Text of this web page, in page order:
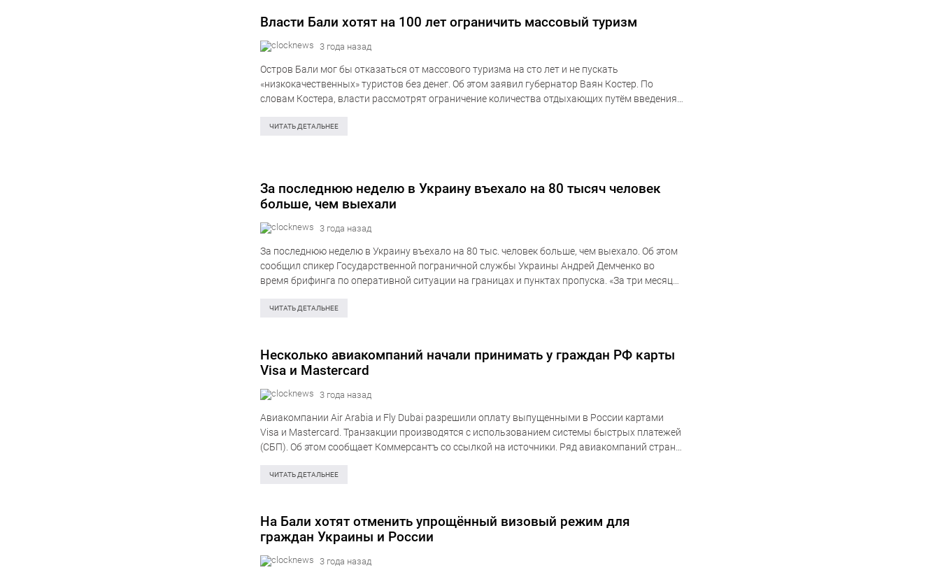
Власти Бали хотят на 100 лет ограничить массовый туризм
3 года назад
Остров Бали мог бы отказаться от массового туризма на сто лет и не пускать
«низкокачественных» туристов без денег. Об этом заявил губернатор Ваян Костер. По
словам Костера, власти рассмотрят ограничение количества отдыхающих путём введения
ЧИТАТЬ ДЕТАЛЬНЕЕ
За последнюю неделю в Украину въехало на 80 тысяч человек
больше, чем выехали
3 года назад
За последнюю неделю в Украину въехало на 80 тыс. человек больше, чем выехало. Об этом
сообщил спикер Государственной пограничной службы Украины Андрей Демченко во
время брифинга по оперативной ситуации на границах и пунктах пропуска. «За три месяца
ЧИТАТЬ ДЕТАЛЬНЕЕ
Несколько авиакомпаний начали принимать у граждан РФ карты
Visa и Mastercard
3 года назад
Авиакомпании Air Arabia и Fly Dubai разрешили оплату выпущенными в России картами
Visa и Mastercard. Транзакции производятся с использованием системы быстрых платежей
(СБП). Об этом сообщает Коммерсантъ со ссылкой на источники. Ряд авиакомпаний стран
ЧИТАТЬ ДЕТАЛЬНЕЕ
На Бали хотят отменить упрощённый визовый режим для
граждан Украины и России
3 года назад